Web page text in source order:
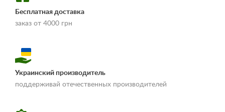
Бесплатная доставка
заказ от 4000 грн
доставки и оплаты»
Украинский производитель
поддерживай отечественных производителей